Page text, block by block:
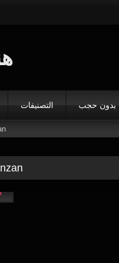
التصنيفات بدون حجب